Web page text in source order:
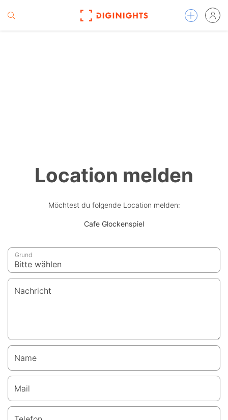
Location melden
Möchtest du folgende Location melden:
Cafe Glockenspiel
Grund
Nachricht
Name
Mail